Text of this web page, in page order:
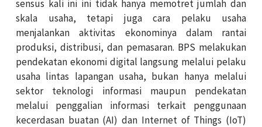
sensus kali ini ini tidak hanya memotret jumlah dan
skala usaha, tetapi juga cara pelaku usaha
menjalankan aktivitas ekonominya dalam rantai
produksi, distribusi, dan pemasaran. BPS melakukan
pendekatan ekonomi digital langsung melalui pelaku
usaha lintas lapangan usaha, bukan hanya melalui
sektor teknologi informasi maupun pendekatan
melalui penggalian informasi terkait penggunaan
kecerdasan buatan (AI) dan Internet of Things (IoT)